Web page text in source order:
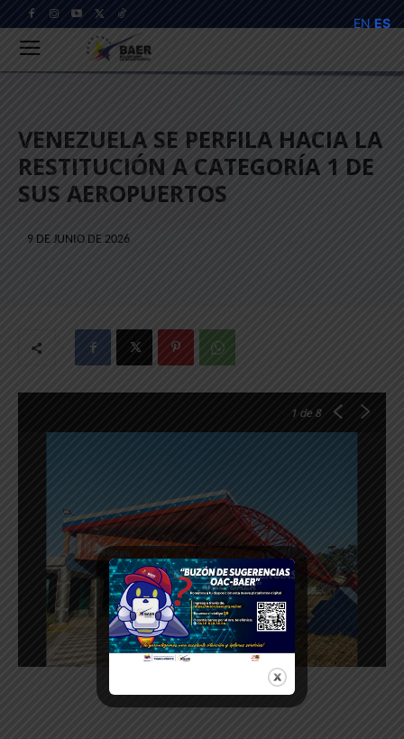
VENEZUELA SE PERFILA HACIA LA
RESTITUCIÓN A CATEGORÍA 1 DE
SUS AEROPUERTOS
9 DE JUNIO DE 2026
1 de 8
EN ES